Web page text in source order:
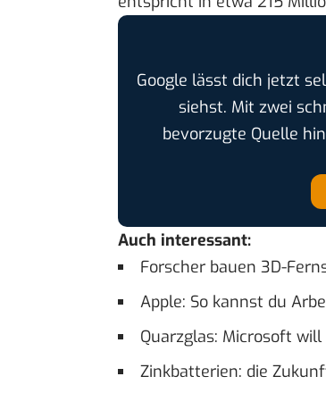
Google lässt dich jetzt
siehst. Mit zwei
bevorzugte Quelle
Auch interessant:
Forscher bauen 3D-
Apple: So kannst du
Quarzglas: Microsoft
Zinkbatterien: die